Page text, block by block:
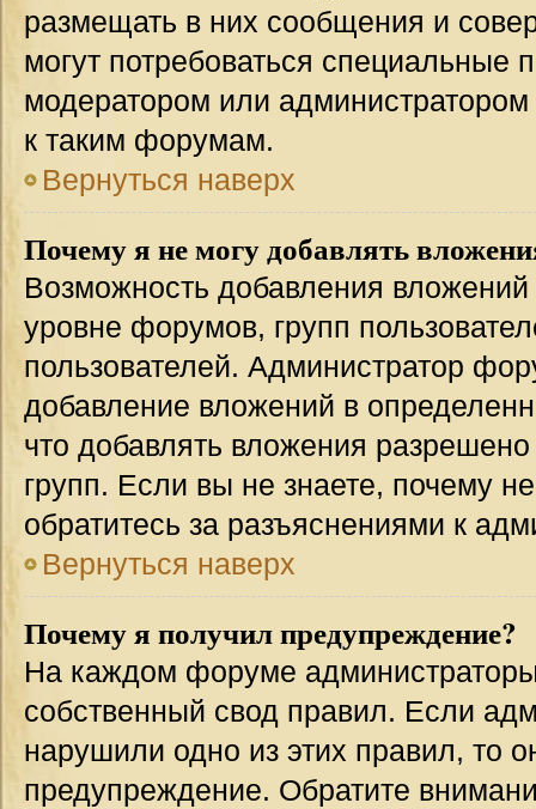
размещать в них сообщения и
могут потребоваться специальные
модератором или
к таким форумам.
Вернуться наверх
Почему я не могу добавлять
Возможность добавления
уровне форумов, групп
пользователей. Администратор
добавление вложений в
что добавлять вложения
групп. Если вы не знаете, почему
обратитесь за разъяснениями к
Вернуться наверх
Почему я получил предупреждение?
На каждом форуме
собственный свод правил. Если
нарушили одно из этих правил, то
предупреждение. Обратите